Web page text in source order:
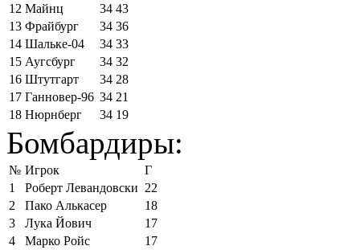
12 Майнц 34 43
13 Фрайбург 34 36
14 Шальке-04 34 33
15 Аугсбург 34 32
16 Штутгарт 34 28
17 Ганновер-96 34 21
18 Нюрнберг 34 19
Бомбардиры:
№ Игрок
Г
1
Роберт Левандовски 22
2
Пако Алькасер
18
3
Лука Йович
17
4
Марко Ройс
17